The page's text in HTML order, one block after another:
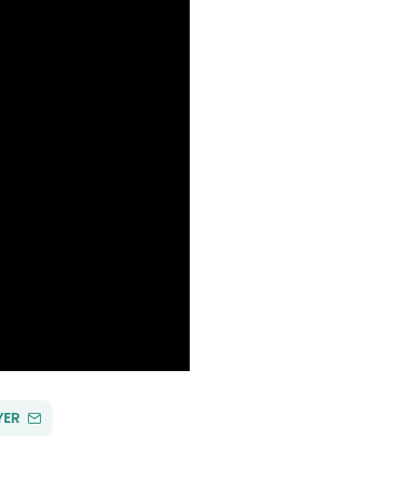
PAR